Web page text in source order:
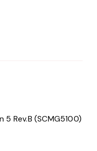
5 Rev.B (SCMG5100)